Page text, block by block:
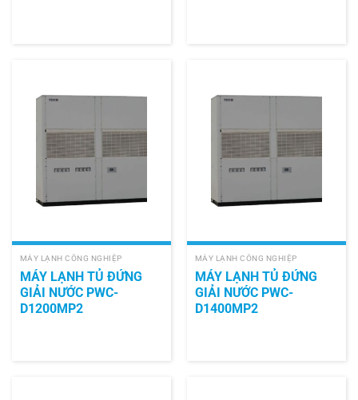
MÁY LẠNH CÔNG NGHIỆP
MÁY LẠNH TỦ ĐỨNG
GIẢI NƯỚC PWC-
D1200MP2
MÁY LẠNH CÔNG NGHIỆP
MÁY LẠNH TỦ ĐỨNG
GIẢI NƯỚC PWC-
D1400MP2